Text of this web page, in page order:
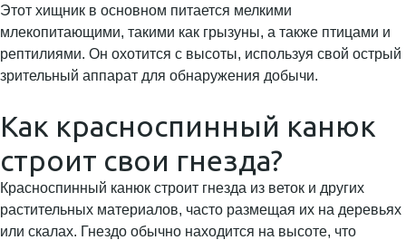
Этот хищник в основном питается мелкими
млекопитающими, такими как грызуны, а также птицами и
рептилиями. Он охотится с высоты, используя свой острый
зрительный аппарат для обнаружения добычи.
Как красноспинный канюк
строит свои гнезда?
Красноспинный канюк строит гнезда из веток и других
растительных материалов, часто размещая их на деревьях
или скалах. Гнездо обычно находится на высоте, что